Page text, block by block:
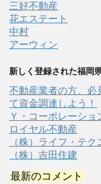
三好不動産
花エステート
中村
アーウィン
新しく登録された福岡
不動産業者の方、
て資金調達しよう！
Ｙ・コーポレーショ
ロイヤル不動産
（株）ライフ・テク
（株）吉田住建
最新のコメント